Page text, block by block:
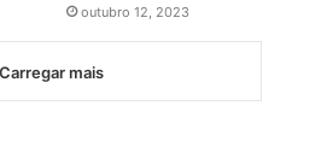
outubro 12, 2023
Carregar mais